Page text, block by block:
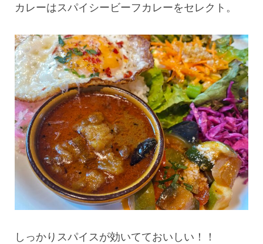
カレーはスパイシービーフカレーをセレクト。
しっかりスパイスが効いてておいしい！！